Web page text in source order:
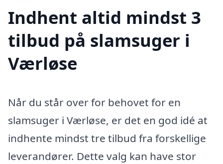
Indhent altid mindst 3
tilbud på slamsuger i
Værløse
Når du står over for behovet for en
slamsuger i Værløse, er det en god idé at
indhente mindst tre tilbud fra forskellige
leverandører. Dette valg kan have stor